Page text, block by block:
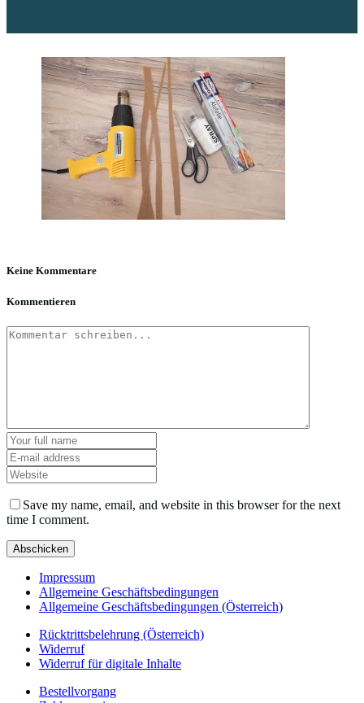
Keine Kommentare
Kommentieren
Save my name, email, and website in this browser for the next
time I comment.
Impressum
Allgemeine Geschäftsbedingungen
Allgemeine Geschäftsbedingungen (Österreich)
Rücktrittsbelehrung (Österreich)
Widerruf
Widerruf für digitale Inhalte
Bestellvorgang